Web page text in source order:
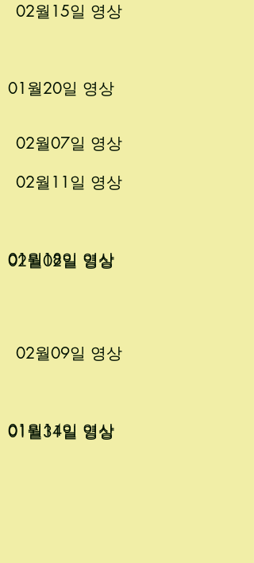
02월09일 영상
02월11일 영상
02월15일 영상
02월07일 영상
02월02일 영상
01월31일 영상
01월20일 영상
01월18일 영상
01월14일 영상